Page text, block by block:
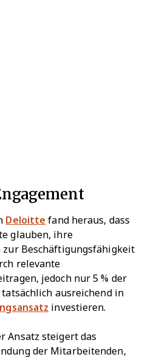
Deloitte fand heraus, dass
glauben, ihre
Beschäftigungsfähigkeit
relevante
jedoch nur 5 % der
tatsächlich ausreichend in
investieren.
Ansatz steigert das
der Mitarbeitenden,